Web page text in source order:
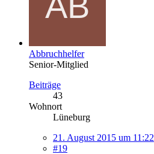
Abbruchhelfer
Senior-Mitglied
Beiträge
43
Wohnort
Lüneburg
21. August 2015 um 11:22
#19